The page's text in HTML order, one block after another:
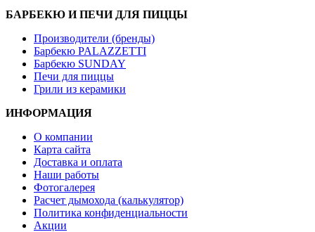
БАРБЕКЮ И ПЕЧИ ДЛЯ ПИЦЦЫ
Производители (бренды)
Барбекю PALAZZETTI
Барбекю SUNDAY
Печи для пиццы
Грили из керамики
ИНФОРМАЦИЯ
О компании
Карта сайта
Доставка и оплата
Наши работы
Фотогалерея
Расчет дымохода (калькулятор)
Политика конфиденциальности
Акции